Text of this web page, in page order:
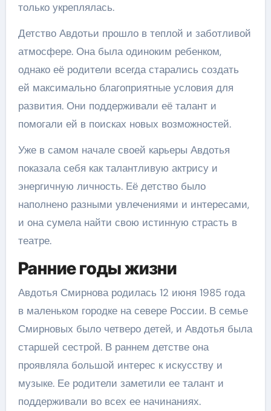
только укреплялась.
Детство Авдотьи прошло в теплой и заботливой
атмосфере. Она была одиноким ребенком,
однако её родители всегда старались создать
ей максимально благоприятные условия для
развития. Они поддерживали её талант и
помогали ей в поисках новых возможностей.
Уже в самом начале своей карьеры Авдотья
показала себя как талантливую актрису и
энергичную личность. Её детство было
наполнено разными увлечениями и интересами,
и она сумела найти свою истинную страсть в
театре.
Ранние годы жизни
Авдотья Смирнова родилась 12 июня 1985 года
в маленьком городке на севере России. В семье
Смирновых было четверо детей, и Авдотья была
старшей сестрой. В раннем детстве она
проявляла большой интерес к искусству и
музыке. Ее родители заметили ее талант и
поддерживали во всех ее начинаниях.